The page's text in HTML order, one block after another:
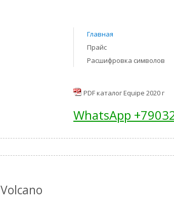
Главная
Прайс
Расшифровка символов
PDF каталог Equipe 2020 г
WhatsApp
Volcano